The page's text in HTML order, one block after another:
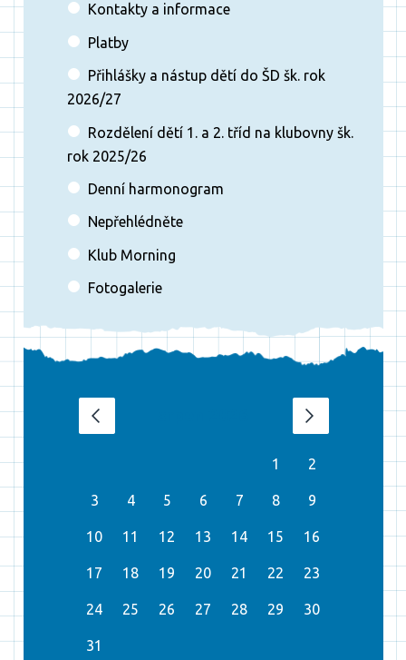
Kontakty a informace
Platby
Přihlášky a nástup dětí do ŠD šk. rok
2026/27
Rozdělení dětí 1. a 2. tříd na klubovny šk.
rok 2025/26
Denní harmonogram
Nepřehlédněte
Klub Morning
Fotogalerie
1 2
3 4 5 6 7 8 9
10 11 12 13 14 15 16
17 18 19 20 21 22 23
24 25 26 27 28 29 30
31